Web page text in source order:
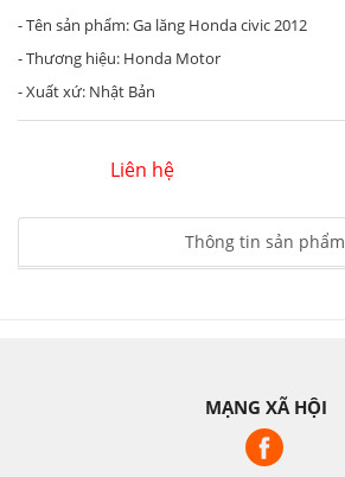
- Tên sản phẩm: Ga lăng Honda civic 2012
- Thương hiệu: Honda Motor
- Xuất xứ: Nhật Bản
Liên hệ
Thông tin sản phẩm
MẠNG XÃ HỘI